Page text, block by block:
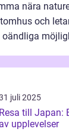
nära
och
juli 2025
Resa till Japan:
av upplevelser